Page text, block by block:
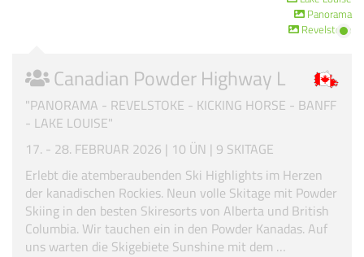
Panorama
Revelstoke
Canadian Powder Highway L
"PANORAMA - REVELSTOKE - KICKING HORSE - BANFF
- LAKE LOUISE"
17. - 28. FEBRUAR 2026 | 10 ÜN | 9 SKITAGE
Erlebt die atemberaubenden Ski Highlights im Herzen
der kanadischen Rockies. Neun volle Skitage mit Powder
Skiing in den besten Skiresorts von Alberta und British
Columbia. Wir tauchen ein in den Powder Kanadas. Auf
uns warten die Skigebiete Sunshine mit dem …